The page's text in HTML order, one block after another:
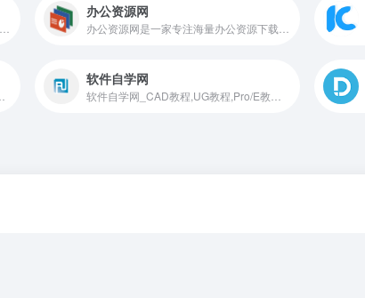
办公资源网
软件自学网